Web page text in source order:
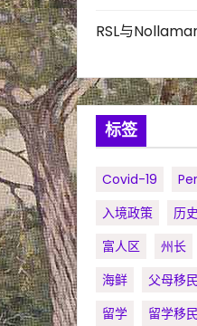
RSL与
标签
Covid-19
入境政策
历史
富人区
州长
海鲜
父母移民
留学
留学移民